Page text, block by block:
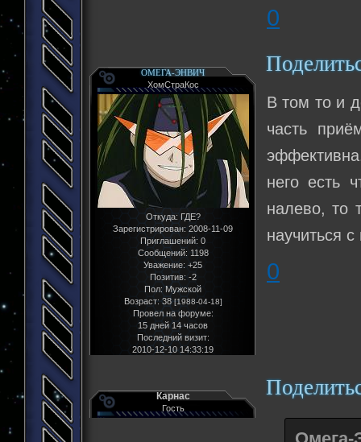
0
ОМЕГА-ЭНВИЧ
ХомСтраКос
Откуда: ГДЕ?
Зарегистрирован: 2008-11-09
Приглашений: 0
Сообщений: 1198
Уважение: +25
Позитив: -2
Пол: Мужской
Возраст: 38[1988-04-18]
Провел на форуме:
15 дней 14 часов
Последний визит:
2010-12-10 14:33:19
В том то и
часть
него есть
налево, то
научиться
0
Карнас
Гость